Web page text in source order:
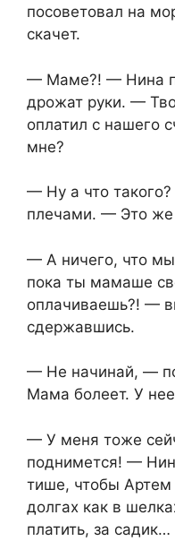
посоветовал на
скачет.
— Маме?! — Нина
дрожат руки. —
оплатил с нашего
мне?
— Ну а что
плечами. — Это же
— А ничего, что
пока ты мамаше
оплачиваешь?! —
сдержавшись.
— Не начинай, —
Мама болеет. У
— У меня тоже
поднимется! —
тише, чтобы
долгах как в
платить, за